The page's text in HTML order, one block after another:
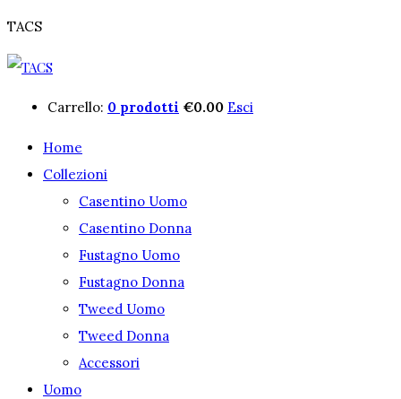
TACS
Carrello: 0 prodotti €0.00 Esci
Home
Collezioni
Casentino Uomo
Casentino Donna
Fustagno Uomo
Fustagno Donna
Tweed Uomo
Tweed Donna
Accessori
Uomo